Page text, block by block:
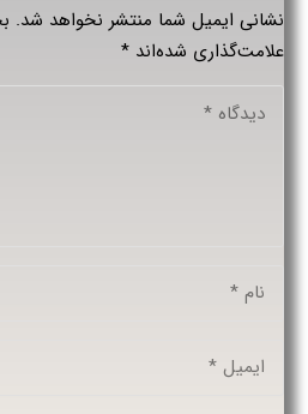
نشانی ایمیل شما منتشر نخواهد شد.
علامت‌گذاری شده‌اند *